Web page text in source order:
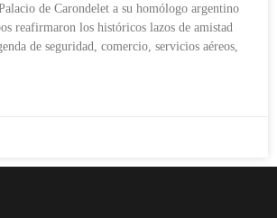
de Carondelet a su homólogo argentino
reafirmaron los históricos lazos de amistad
de seguridad, comercio, servicios aéreos,